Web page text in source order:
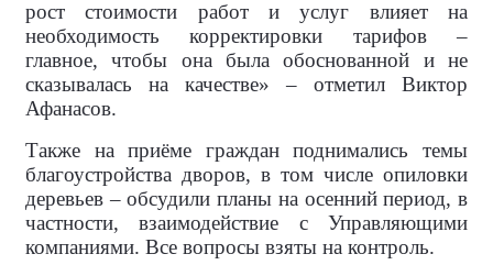
рост стоимости работ и услуг влияет на
необходимость корректировки тарифов –
главное, чтобы она была обоснованной и не
сказывалась на качестве» – отметил Виктор
Афанасов.
Также на приёме граждан поднимались темы
благоустройства дворов, в том числе опиловки
деревьев – обсудили планы на осенний период, в
частности, взаимодействие с Управляющими
компаниями. Все вопросы взяты на контроль.